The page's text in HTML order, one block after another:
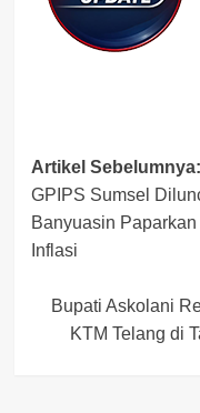
Post
navigation
Artikel Sebelumnya:
GPIPS Sumsel
Banyuasin
Inflasi
Bupati Askolani
KTM Telang di